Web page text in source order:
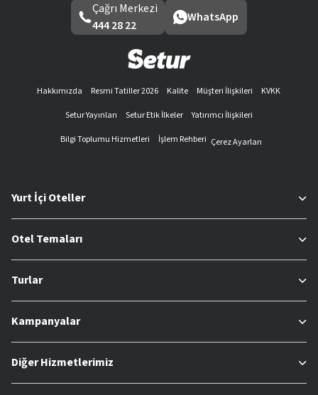
Çağrı Merkezi
444 28 22
WhatsApp
Hakkımızda Resmi Tatiller 2026 Kalite Müşteri İlişkileri
KVKK
Setur Yayınları
Setur Etik İlkeler
Yatırımcı İlişkileri
Bilgi Toplumu Hizmetleri
İşlem Rehberi Çerez Ayarları
Yurt İçi Oteller
Otel Temaları
Turlar
Kampanyalar
Diğer Hizmetlerimiz